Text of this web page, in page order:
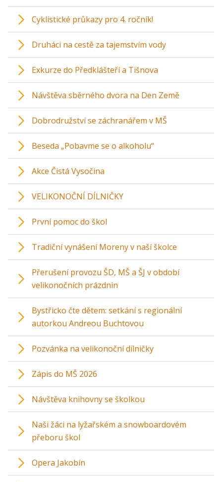
Cyklistické průkazy pro 4. ročník!
Druháci na cestě za tajemstvím vody
Exkurze do Předklášteří a Tišnova
Návštěva sběrného dvora na Den Země
Dobrodružství se záchranářem v MŠ
Beseda „Pobavme se o alkoholu“
Akce Čistá Vysočina
VELIKONOČNÍ DÍLNIČKY
První pomoc do škol
Tradiční vynášení Moreny v naší školce
Přerušení provozu ŠD, MŠ a ŠJ v období
velikonočních prázdnin
Bystřicko čte dětem: setkání s regionální
autorkou Andreou Buchtovou
Pozvánka na velikonoční dílničky
Zápis do MŠ 2026
Návštěva knihovny se školkou
Naši žáci na lyžařském a snowboardovém
přeboru škol
Opera Jakobín